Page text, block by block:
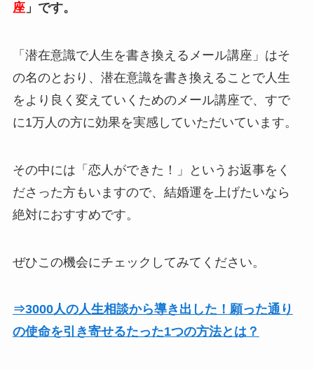
座」です。
「潜在意識で人生を書き換えるメール講座」はそ
の名のとおり、潜在意識を書き換えることで人生
をより良く変えていくためのメール講座で、すで
に1万人の方に効果を実感していただいています。
その中には「恋人ができた！」というお返事をく
ださった方もいますので、結婚運を上げたいなら
絶対におすすめです。
ぜひこの機会にチェックしてみてください。
⇒3000人の人生相談から導き出した！願った通り
の使命を引き寄せるたった1つの方法とは？